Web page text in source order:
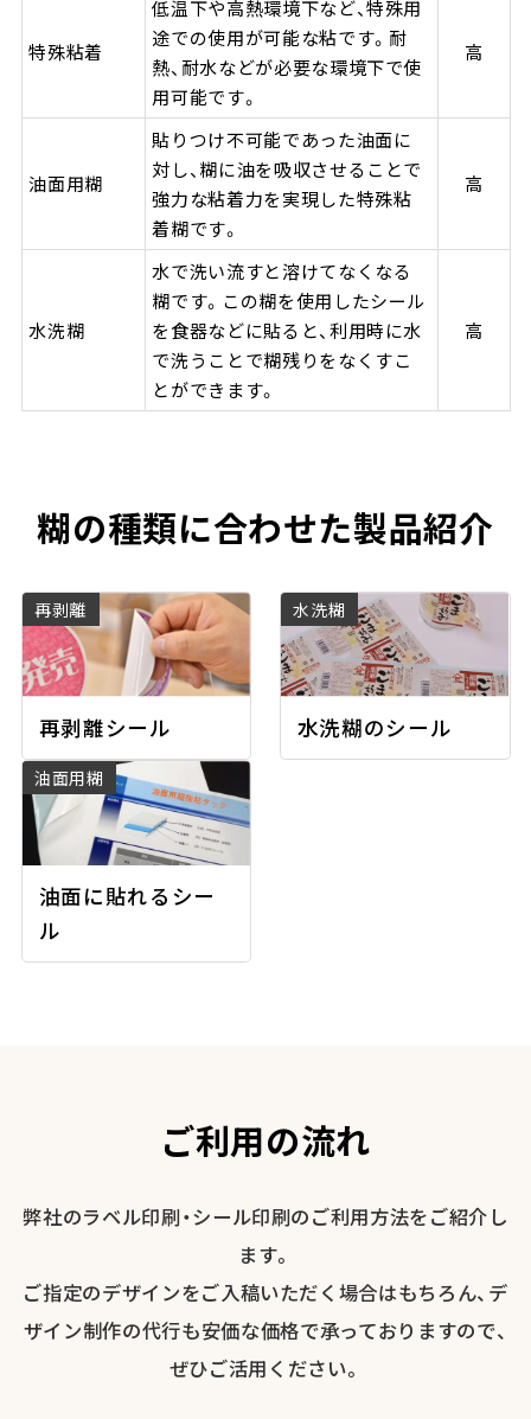
特殊粘着
低温下や高熱環境下など、特殊用
途での使用が可能な粘です。耐
熱、耐水などが必要な環境下で使
用可能です。
高
油面用糊
貼りつけ不可能であった油面に
対し、糊に油を吸収させることで
強力な粘着力を実現した特殊粘
着糊です。
高
水洗糊
水で洗い流すと溶けてなくなる
糊です。この糊を使用したシール
を食器などに貼ると、利用時に水
で洗うことで糊残りをなくすこ
とができます。
高
糊の種類に合わせた製品紹介
再剥離
再剥離シール
水洗糊
水洗糊のシール
油面用糊
油面に貼れるシー
ル
ご利用の流れ
弊社のラベル印刷・シール印刷のご利用方法をご紹介し
ます。
ご指定のデザインをご入稿いただく場合はもちろん、デ
ザイン制作の代行も安価な価格で承っておりますので、
ぜひご活用ください。